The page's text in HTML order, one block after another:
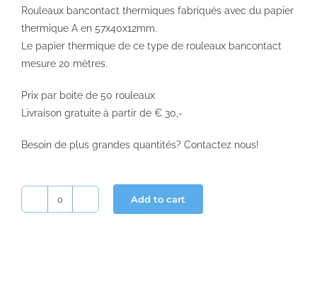
Rouleaux bancontact thermiques fabriqués avec du papier
thermique A en 57x40x12mm.
Le papier thermique de ce type de rouleaux bancontact
mesure 20 mètres.
Prix par boite de 50 rouleaux
Livraison gratuite à partir de € 30,-
Besoin de plus grandes quantités? Contactez nous!
Loyaltek
Add to cart